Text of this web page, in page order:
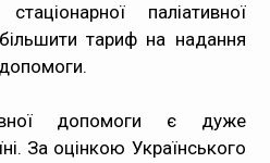
паліативної
тариф на надання
допомоги.
допомоги є дуже
За оцінкою Українського